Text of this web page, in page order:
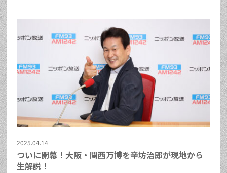
2025.04.14
ついに開幕！大阪・関西万博を辛坊治郎が現地から
生解説！